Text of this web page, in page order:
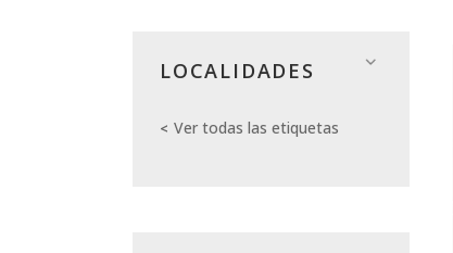
LOCALIDADES
Ver todas las etiquetas